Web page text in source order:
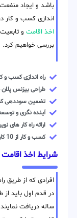
باشد و ایجاد منفعت
اندازی کسب و کار
اخذ اقامت و
بررسی خواهیم کرد.
راه اندازی کسب و
طراحی بیزنس پلان
تضمین سوددهی
آینده نگری و
ارائه راه کار های
کسب و کار از 10 کارمند تا 10.000 کارمند
شرایط اخذ اقامت
افرادی که از طریق
در قدم اول باید از
ساله دریافت